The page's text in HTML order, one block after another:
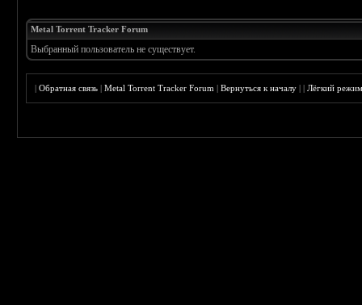
Metal Torrent Tracker Forum
Выбранный пользователь не существует.
|Обратная связь |Metal Torrent Tracker Forum |Вернуться к началу ||Лёгкий